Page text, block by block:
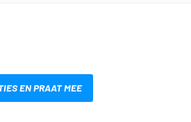
EN PRAAT MEE